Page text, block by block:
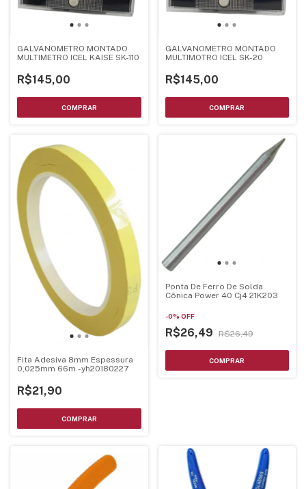
GALVANOMETRO MONTADO
MULTIMETRO ICEL KAISE SK-110
R$145,00
GALVANOMETRO MONTADO
MULTIMOTRO ICEL SK-20
R$145,00
Fita Adesiva 8mm Espessura
0,025mm 66m -yh20180227
R$21,90
Ponta De Ferro De Solda
Cônica Power 40 Cj4 21K203
-0% OFF
R$26,49 R$26,49